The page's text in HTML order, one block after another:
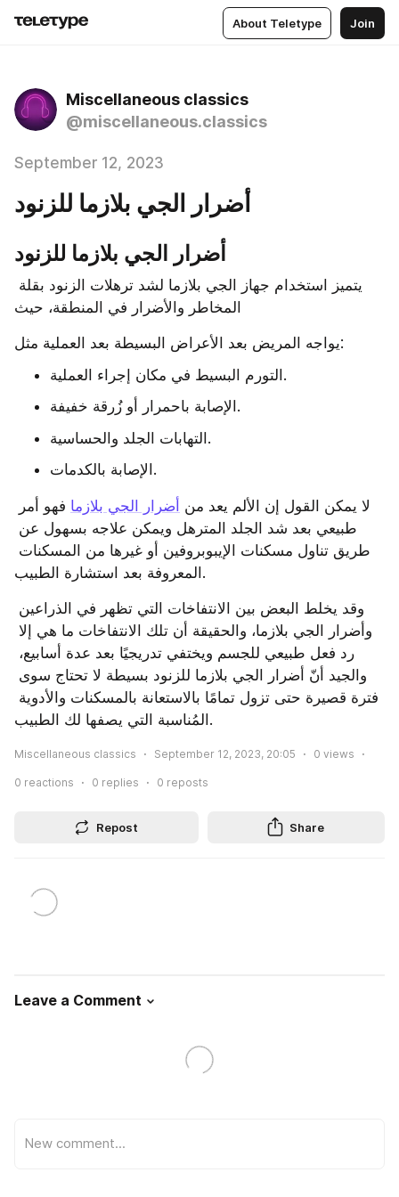
About Teletype Join
Miscellaneous classics
@miscellaneous.classics
September 12, 2023
أضرار الجي بلازما للزنود
المخاطر والأضرار في المنطقة، حيث
يواجه المريض بعد الأعراض البسيطة بعد العملية مثل:
التورم البسيط في مكان إجراء العملية.
الإصابة باحمرار أو زُرقة خفيفة.
التهابات الجلد والحساسية.
الإصابة بالكدمات.
لا يمكن القول إن الألم يعد من أضرار الجي بلازما
المعروفة بعد استشارة الطبيب.
المُناسبة التي يصفها لك الطبيب.
Miscellaneous classics September 12, 2023, 20:05 0 views
0 reactions 0 replies 0 reposts
Repost Share
Leave a Comment